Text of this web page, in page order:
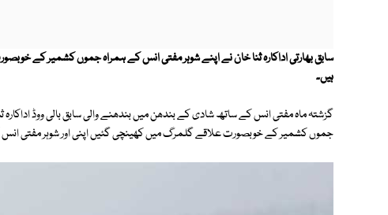
سابق بھارتی اداکارہ ثنا خان نے اپنے شوہر مفتی انس کے ہمراہ جموں کشمیر کے
ہیں۔
گزشتہ ماہ مفتی انس کے ساتھ شادی کے بندھن میں بندھنے والی سابق بالی ووڈ
جموں کشمیر کے خوبصورت علاقے گلمرگ میں کھینچی گئیں اپنی اور شوہر مفتی انس